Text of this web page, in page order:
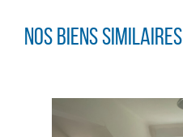
Nos biens similaires